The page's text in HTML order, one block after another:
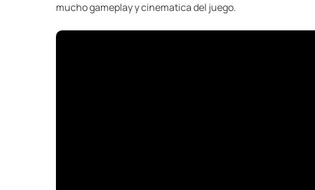
mucho gameplay y cinematica del juego.